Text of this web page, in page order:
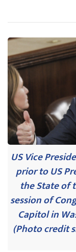
US Vice
prior to US
the State of
session of
Capitol in
(Photo credit